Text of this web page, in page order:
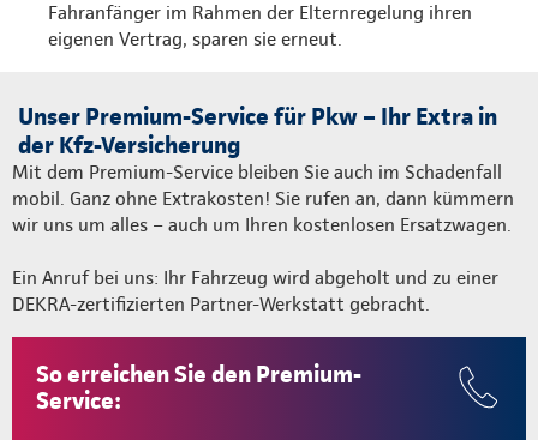
Fahranfänger im Rahmen der Elternregelung ihren
eigenen Vertrag, sparen sie erneut.
Unser Premium-Service für Pkw – Ihr Extra in
der Kfz-Versicherung
Mit dem Premium-Service bleiben Sie auch im Schadenfall
mobil. Ganz ohne Extrakosten! Sie rufen an, dann kümmern
wir uns um alles – auch um Ihren kostenlosen Ersatzwagen.
Ein Anruf bei uns: Ihr Fahrzeug wird abgeholt und zu einer
DEKRA-zertifizierten Partner-Werkstatt gebracht.
So erreichen Sie den Premium-
Service: